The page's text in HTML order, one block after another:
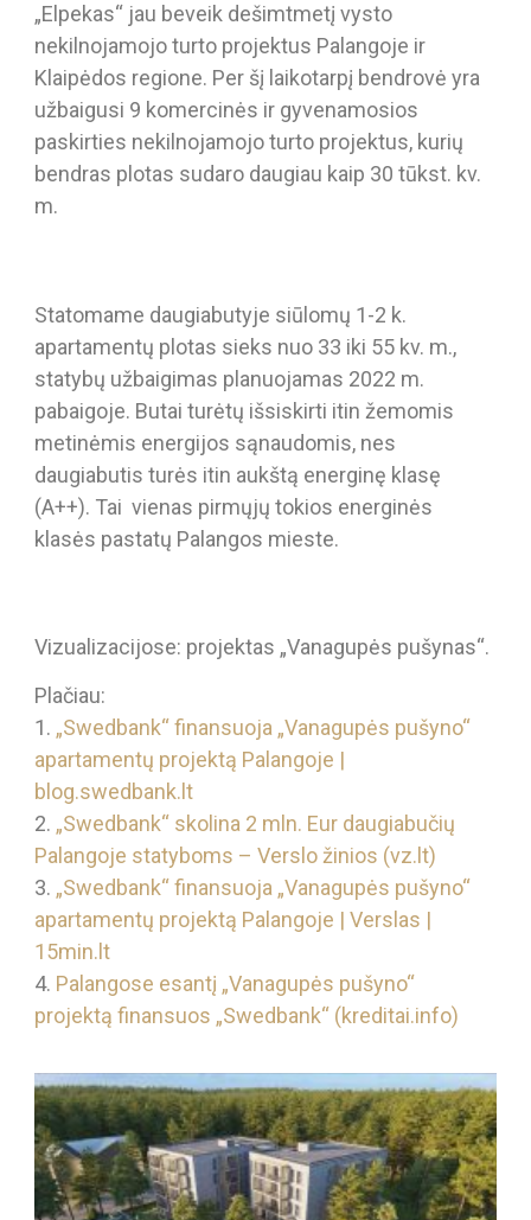
„Elpekas“ jau beveik dešimtmetį vysto
nekilnojamojo turto projektus Palangoje ir
Klaipėdos regione. Per šį laikotarpį bendrovė yra
užbaigusi 9 komercinės ir gyvenamosios
paskirties nekilnojamojo turto projektus, kurių
bendras plotas sudaro daugiau kaip 30 tūkst. kv.
m.
Statomame daugiabutyje siūlomų 1-2 k.
apartamentų plotas sieks nuo 33 iki 55 kv. m.,
statybų užbaigimas planuojamas 2022 m.
pabaigoje. Butai turėtų išsiskirti itin žemomis
metinėmis energijos sąnaudomis, nes
daugiabutis turės itin aukštą energinę klasę
(A++). Tai vienas pirmųjų tokios energinės
klasės pastatų Palangos mieste.
Vizualizacijose: projektas „Vanagupės pušynas“.
Plačiau:
1. „Swedbank“ finansuoja „Vanagupės pušyno“
apartamentų projektą Palangoje |
blog.swedbank.lt
2. „Swedbank“ skolina 2 mln. Eur daugiabučių
Palangoje statyboms – Verslo žinios (vz.lt)
3. „Swedbank“ finansuoja „Vanagupės pušyno“
apartamentų projektą Palangoje | Verslas |
15min.lt
4. Palangose esantį „Vanagupės pušyno“
projektą finansuos „Swedbank“ (kreditai.info)